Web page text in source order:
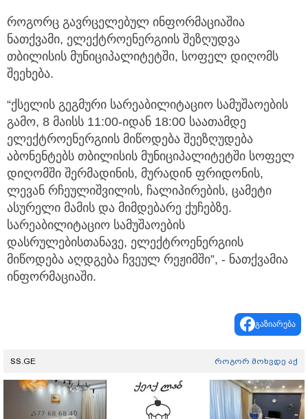
როგორც გავრცელებულ ინფორმაციაშია
ნათქვამი, ელექტროენერგიის შეზღუდვა
თბილისის მუნიციპალიტეტში, სოფელ დიღომს
შეეხება.
“ქსელის გეგმური სარეაბილიტაციო სამუშაოების
გამო, 8 მაისს 11:00-იდან 18:00 საათამდე
ელექტროენერგიის მიწოდება შეეზღუდება
აბონენტებს თბილისის მუნიციპალიტეტში სოფელ
დიღომში შერმადინის, მურადინ ფრიდონის,
ლევან რჩეულიშვილის, ჩალიპირების, ცამეტი
ასურელი მამის და მიმდებარე ქუჩებზე.
სარეაბილიტაციო სამუშაოების
დასრულებისთანავე, ელექტროენერგიის
მიწოდება აღდგება ჩვეულ რეჟიმში”, - ნათქვამია
ინფორმაციაში.
გაზიარება
SS.GE როგორ მოხვდე აქ